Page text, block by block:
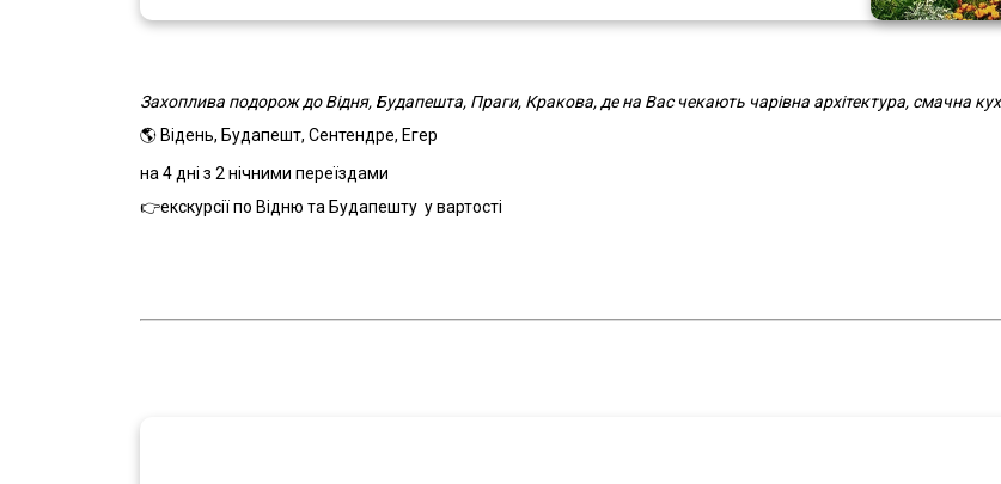
Захоплива подорож до Відня, Будапешта, Праги, Кракова, де на Вас чекають чарівна архітектура, смачна
🌎 Відень, Будапешт, Сентендре, Егер
на 4 дні з 2 нічними переїздами
👉екскурсії по Відню та Будапешту у вартості